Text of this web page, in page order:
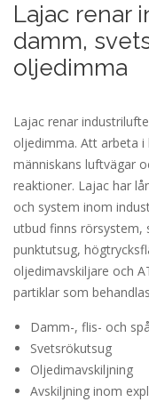
Lajac renar
damm,
oljedimma
Lajac renar
oljedimma. Att arbeta
människans luftvägar
reaktioner. Lajac har
och system inom
utbud finns rörsystem,
punktutsug,
oljedimavskiljare och
partiklar som
Damm-, flis- och
Svetsrökutsug
Oljedimavskiljning
Avskiljning inom